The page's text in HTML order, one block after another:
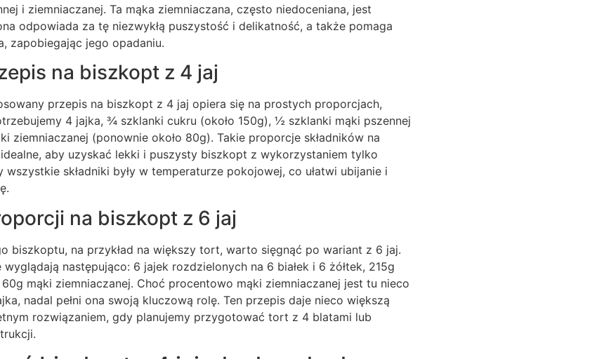
i ziemniaczanej. Ta mąka ziemniaczana, często niedoceniana, jest
odpowiada za tę niezwykłą puszystość i delikatność, a także pomaga
zapobiegając jego opadaniu.
na biszkopt z 4 jaj
przepis na biszkopt z 4 jaj opiera się na prostych proporcjach,
4 jajka, ¾ szklanki cukru (około 150g), ½ szklanki mąki pszennej
ziemniaczanej (ponownie około 80g). Takie proporcje składników na
aby uzyskać lekki i puszysty biszkopt z wykorzystaniem tylko
składniki były w temperaturze pokojowej, co ułatwi ubijanie i
na biszkopt z 6 jaj
biszkoptu, na przykład na większy tort, warto sięgnąć po wariant z 6 jaj.
następująco: 6 jajek rozdzielonych na 6 białek i 6 żółtek, 215g
mąki ziemniaczanej. Choć procentowo mąki ziemniaczanej jest tu nieco
nadal pełni ona swoją kluczową rolę. Ten przepis daje nieco większą
rozwiązaniem, gdy planujemy przygotować tort z 4 blatami lub